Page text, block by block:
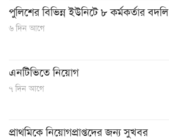
পুলিশের বিভিন্ন ইউনিটে ৮ কর্মকর্তার বদলি
৬ দিন আগে
এনটিভিতে নিয়োগ
৭ দিন আগে
প্রাথমিকে নিয়োগপ্রাপ্তদের জন্য সুখবর